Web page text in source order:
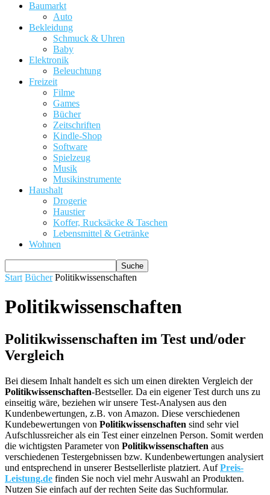
Baumarkt
Auto
Bekleidung
Schmuck & Uhren
Baby
Elektronik
Beleuchtung
Freizeit
Filme
Games
Bücher
Zeitschriften
Kindle-Shop
Software
Spielzeug
Musik
Musikinstrumente
Haushalt
Drogerie
Haustier
Koffer, Rucksäcke & Taschen
Lebensmittel & Getränke
Wohnen
Start Bücher Politikwissenschaften
Politikwissenschaften
Politikwissenschaften im Test und/oder
Vergleich
Bei diesem Inhalt handelt es sich um einen direkten Vergleich der
Politikwissenschaften-Bestseller. Da ein eigener Test durch uns zu
einseitig wäre, beziehen wir unsere Test-Analysen aus den
Kundenbewertungen, z.B. von Amazon. Diese verschiedenen
Kundebewertungen von Politikwissenschaften sind sehr viel
Aufschlussreicher als ein Test einer einzelnen Person. Somit werden
die wichtigsten Parameter von Politikwissenschaften aus
verschiedenen Testergebnissen bzw. Kundenbewertungen analysiert
und entsprechend in unserer Bestsellerliste platziert. AufPreis-
Leistung.de finden Sie noch viel mehr Auswahl an Produkten.
Nutzen Sie einfach auf der rechten Seite das Suchformular.